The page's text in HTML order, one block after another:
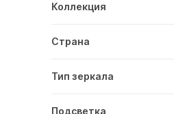
Коллекция
Страна
Тип зеркала
Подсветка